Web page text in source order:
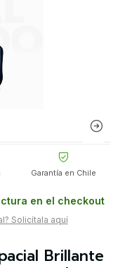
Garantía en Chile
en el checkout
Solicítala aquí
Brillante